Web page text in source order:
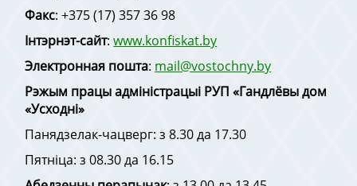
Факс: +375 (17) 357 36 98
Інтэрнэт-сайт:www.konfiskat.by
Электронная пошта: mail@vostochny.by
Рэжым працыадміністрацыі РУП «Гандлёвы дом
«Усходні»
Панядзелак-чацверг: з 8.30 да 17.30
Пятніца: з 08.30 да 16.15